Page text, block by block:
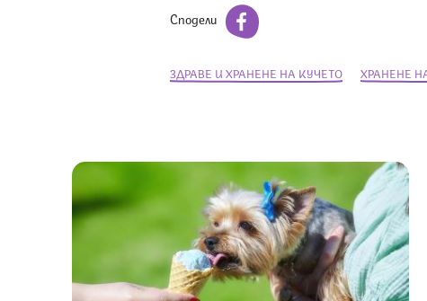
Сподели
ЗДРАВЕ И ХРАНЕНЕ НА КУЧЕТО ХРАНЕНЕ